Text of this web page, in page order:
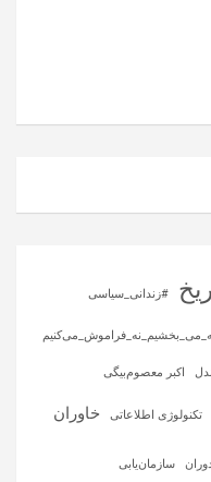
#زندانی_سیاسی
اکبر معصوم‌بیگی
تکنولوژی اطلاعاتی خاوران
سازمان‌یابی